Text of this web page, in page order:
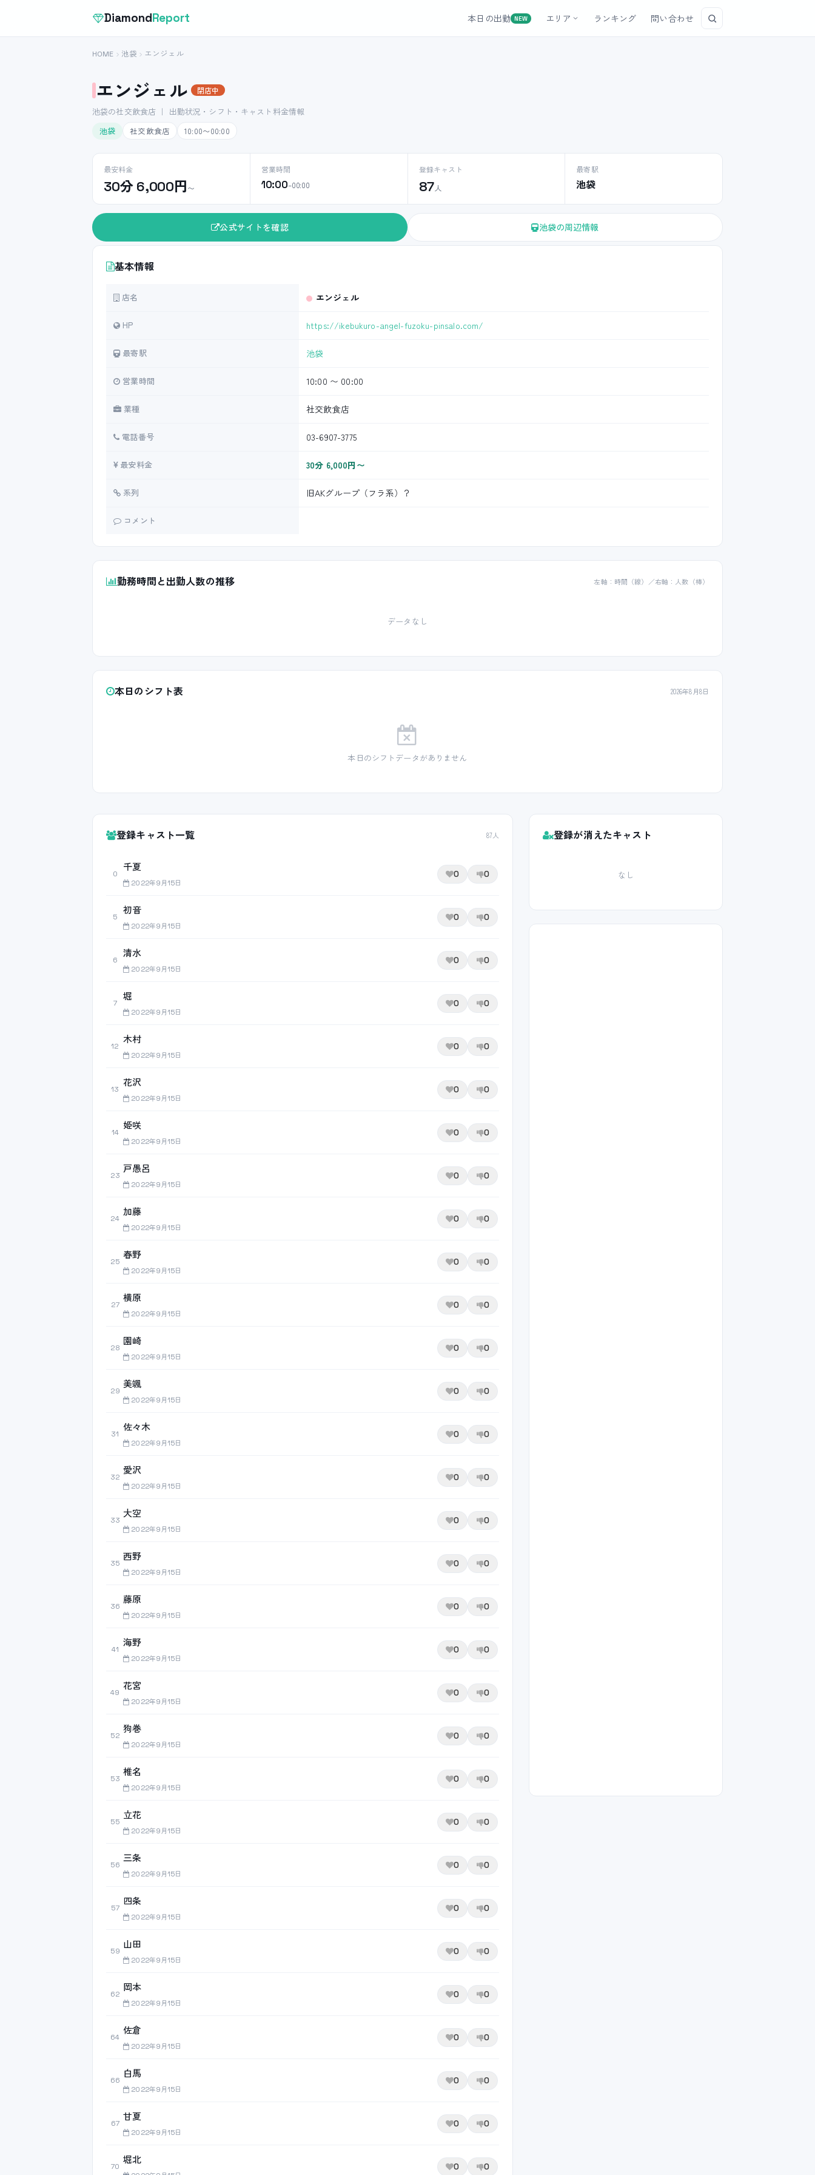
DiamondReport 本日の出勤 NEW エリア ランキング 問い合わせ
HOME 池袋 エンジェル
エンジェル 閉店中
池袋の社交飲食店 ｜ 出勤状況・シフト・キャスト料金情報
池袋
社交飲食店 10:00〜00:00
最安料金
30分 6,000円〜
営業時間
10:00–00:00
登録キャスト
87人
最寄駅
池袋
公式サイトを確認 池袋の周辺情報
基本情報
店名 エンジェル
HP https://ikebukuro-angel-fuzoku-pinsalo.com/
最寄駅 池袋
営業時間 10:00 〜 00:00
業種 社交飲食店
電話番号 03-6907-3775
最安料金 30分 6,000円〜
系列 旧AKグループ（フラ系）？
コメント
勤務時間と出勤人数の推移 左軸：時間（線）／右軸：人数（棒）
データなし
本日のシフト表 2026年8月8日
本日のシフトデータがありません
登録キャスト一覧 87人
0
千夏
2022年9月15日
0 0
5
初音
2022年9月15日
0 0
6
清水
2022年9月15日
0 0
7
堀
2022年9月15日
0 0
12
木村
2022年9月15日
0 0
13
花沢
2022年9月15日
0 0
14
姫咲
2022年9月15日
0 0
23
戸愚呂
2022年9月15日
0 0
24
加藤
2022年9月15日
0 0
25
春野
2022年9月15日
0 0
27
横原
2022年9月15日
0 0
28
園崎
2022年9月15日
0 0
29
美颯
2022年9月15日
0 0
31
佐々木
2022年9月15日
0 0
32
愛沢
2022年9月15日
0 0
33
大空
2022年9月15日
0 0
35
西野
2022年9月15日
0 0
36
藤原
2022年9月15日
0 0
41
海野
2022年9月15日
0 0
49
花宮
2022年9月15日
0 0
52
狗巻
2022年9月15日
0 0
53
椎名
2022年9月15日
0 0
55
立花
2022年9月15日
0 0
56
三条
2022年9月15日
0 0
57
四条
2022年9月15日
0 0
59
山田
2022年9月15日
0 0
62
岡本
2022年9月15日
0 0
64
佐倉
2022年9月15日
0 0
66
白馬
2022年9月15日
0 0
67
甘夏
2022年9月15日
0 0
70
堀北
0 0
登録が消えたキャスト
なし